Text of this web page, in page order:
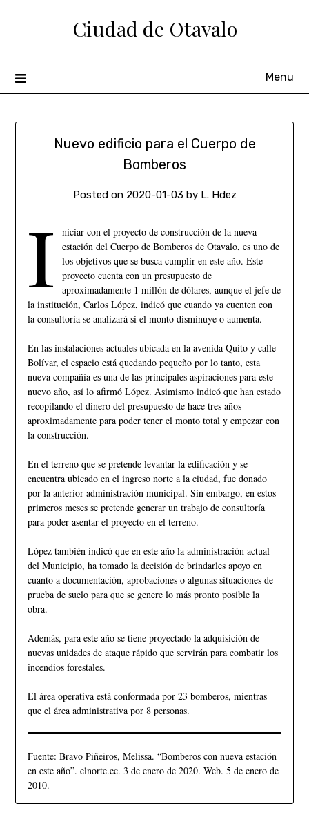
Ciudad de Otavalo
Menu
Nuevo edificio para el Cuerpo de
Bomberos
Posted on 2020-01-03 by L. Hdez
I
niciar con el proyecto de construcción de la nueva
estación del Cuerpo de Bomberos de Otavalo, es uno de
los objetivos que se busca cumplir en este año. Este
proyecto cuenta con un presupuesto de
aproximadamente 1 millón de dólares, aunque el jefe de
la institución, Carlos López, indicó que cuando ya cuenten con
la consultoría se analizará si el monto disminuye o aumenta.
En las instalaciones actuales ubicada en la avenida Quito y calle
Bolívar, el espacio está quedando pequeño por lo tanto, esta
nueva compañía es una de las principales aspiraciones para este
nuevo año, así lo afirmó López. Asimismo indicó que han estado
recopilando el dinero del presupuesto de hace tres años
aproximadamente para poder tener el monto total y empezar con
la construcción.
En el terreno que se pretende levantar la edificación y se
encuentra ubicado en el ingreso norte a la ciudad, fue donado
por la anterior administración municipal. Sin embargo, en estos
primeros meses se pretende generar un trabajo de consultoría
para poder asentar el proyecto en el terreno.
López también indicó que en este año la administración actual
del Municipio, ha tomado la decisión de brindarles apoyo en
cuanto a documentación, aprobaciones o algunas situaciones de
prueba de suelo para que se genere lo más pronto posible la
obra.
Además, para este año se tiene proyectado la adquisición de
nuevas unidades de ataque rápido que servirán para combatir los
incendios forestales.
El área operativa está conformada por 23 bomberos, mientras
que el área administrativa por 8 personas.
Fuente: Bravo Piñeiros, Melissa. “Bomberos con nueva estación
en este año”. elnorte.ec. 3 de enero de 2020. Web. 5 de enero de
2010.